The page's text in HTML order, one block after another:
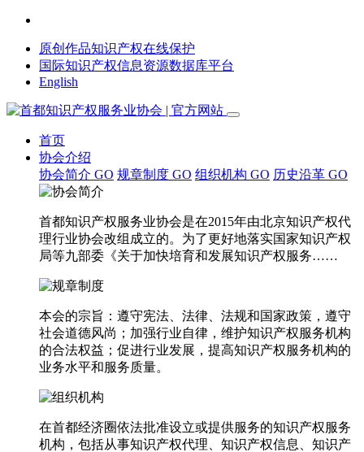
原创作品知识产权在线保护
国际知识产权信息资源数据库平台
English
首页
协会介绍
协会简介 GO 规章制度 GO 组织机构 GO 历史沿革 GO
首都知识产权服务业协会是在2015年由北京知识产权代
理行业协会改组成立的。为了更好地落实国家知识产权
局等九部委《关于加快培育和发展知识产权服务……
本会的宗旨：遵守宪法、法律、法规和国家政策，遵守
社会道德风尚；加强行业自律，维护知识产权服务机构
的合法权益；促进行业发展，提高知识产权服务机构的
业务水平和服务质量。
在首都经济圈依法批准设立或提供服务的知识产权服务
机构，包括从事知识产权代理、知识产权信息、知识产